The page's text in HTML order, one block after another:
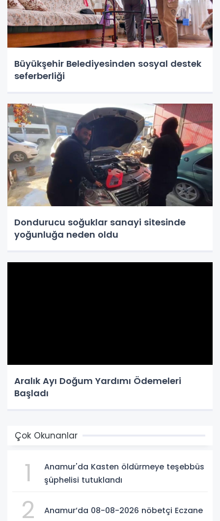
Büyükşehir Belediyesinden sosyal destek
seferberliği
Dondurucu soğuklar sanayi sitesinde
yoğunluğa neden oldu
Aralık Ayı Doğum Yardımı Ödemeleri
Başladı
Çok Okunanlar
1
Anamur'da Kasten öldürmeye teşebbüs
şüphelisi tutuklandı
2 Anamur’da 08-08-2026 nöbetçi Eczane